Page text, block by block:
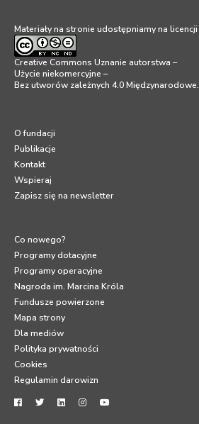
Materiały na stronie udostępniamy na licencji
Creative Commons Uznanie autorstwa –
Użycie niekomercyjne –
Bez utworów zależnych 4.0 Międzynarodowe.
O fundacji
Publikacje
Kontakt
Wspieraj
Zapisz się na newsletter
Co nowego?
Programy dotacyjne
Programy operacyjne
Nagroda im. Marcina Króla
Fundusze powierzone
Mapa strony
Dla mediów
Polityka prywatności
Cookies
Regulamin darowizn